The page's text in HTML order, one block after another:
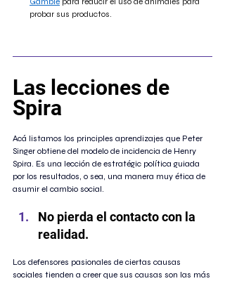
probar sus productos.
Las lecciones de
Spira
Acá listamos los principles aprendizajes que Peter
Singer obtiene del modelo de incidencia de Henry
Spira. Es una lección de estratégic política guiada
por los resultados, o sea, una manera muy ética de
asumir el cambio social.
No pierda el contacto con la
realidad.
Los defensores pasionales de ciertas causas
sociales tienden a creer que sus causas son las más